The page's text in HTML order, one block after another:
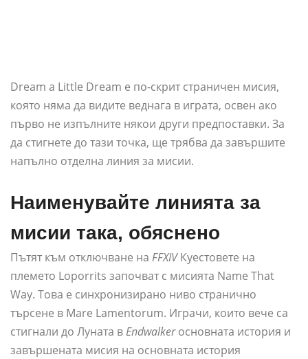
Dream a Little Dream е по-скрит страничен мисия,
която няма да видите веднага в играта, освен ако
първо не изпълните някои други предпоставки. За
да стигнете до тази точка, ще трябва да завършите
напълно отделна линия за мисии.
Наименувайте линията за
мисии така, обяснено
Пътят към отключване на FFXIVКуестовете на
племето Loporrits започват с мисията Name That
Way. Това е синхронизирано ниво странично
търсене в Mare Lamentorum. Играчи, които вече са
стигнали до Луната вEndwalkerосновната история и
завършената мисия на основната история